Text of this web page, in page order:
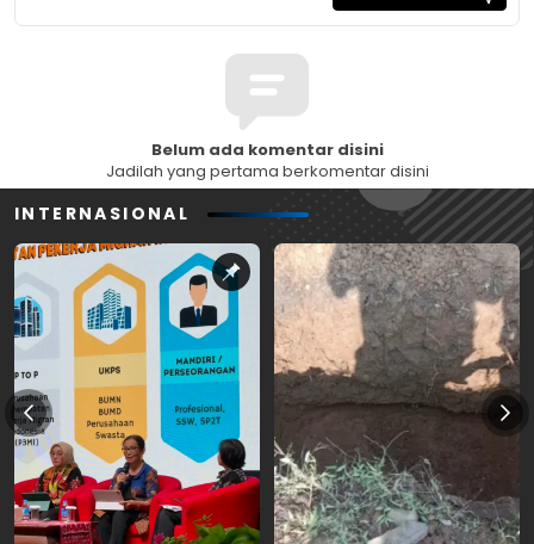
Belum ada komentar disini
Jadilah yang pertama berkomentar disini
INTERNASIONAL